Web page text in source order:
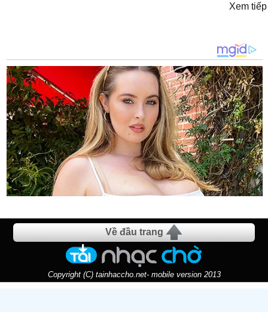
Xem tiếp
Về đầu trang
Copyright (C) tainhaccho.net- mobile version 2013